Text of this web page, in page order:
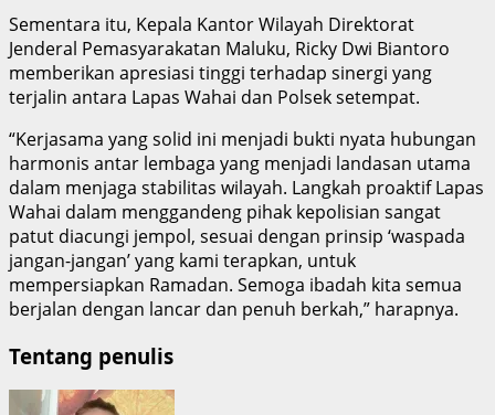
Sementara itu, Kepala Kantor Wilayah Direktorat
Jenderal Pemasyarakatan Maluku, Ricky Dwi Biantoro
memberikan apresiasi tinggi terhadap sinergi yang
terjalin antara Lapas Wahai dan Polsek setempat.
“Kerjasama yang solid ini menjadi bukti nyata hubungan
harmonis antar lembaga yang menjadi landasan utama
dalam menjaga stabilitas wilayah. Langkah proaktif Lapas
Wahai dalam menggandeng pihak kepolisian sangat
patut diacungi jempol, sesuai dengan prinsip ‘waspada
jangan-jangan’ yang kami terapkan, untuk
mempersiapkan Ramadan. Semoga ibadah kita semua
berjalan dengan lancar dan penuh berkah,” harapnya.
Tentang penulis